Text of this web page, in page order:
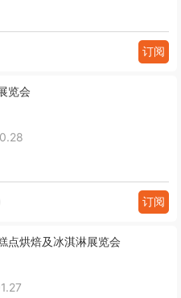
订阅
览会
订阅
点烘焙及冰淇淋展览会